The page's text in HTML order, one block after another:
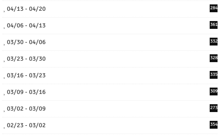
04/13 - 04/20 284
04/06 - 04/13 361
03/30 - 04/06 332
03/23 - 03/30 328
03/16 - 03/23 335
03/09 - 03/16 309
03/02 - 03/09 273
02/23 - 03/02 354